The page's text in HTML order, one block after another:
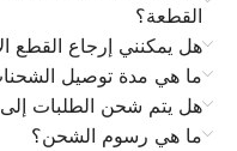
القطعة؟
هل يمكنني إرجاع القطع
ما هي مدة توصيل
هل يتم شحن الطلبات
ما هي رسوم الشحن؟